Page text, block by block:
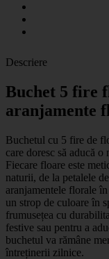
Descriere
Buchet 5 fire
aranjamente
Buchetul cu 5 fire de
care doresc să aducă
Fiecare floare este
naturii, de la petalele
aranjamentele florale
un strop de culoare în
frumusețea cu
festive sau pentru a
buchetul va rămâne
întreținerii zilnice.